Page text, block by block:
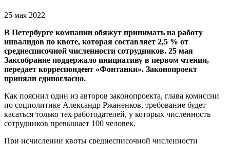
25 мая 2022
В Петербурге компании обяжут принимать на работу
инвалидов по квоте, которая составляет 2,5 % от
среднесписочной численности сотрудников. 25 мая
Заксобрание поддержало инициативу в первом чтении,
передает корреспондент «Фонтанки». Законопроект
приняли единогласно.
Как пояснил один из авторов законопроекта, глава комиссии
по соцполитике Александр Ржаненков, требование будет
касаться только тех работодателей, у которых численность
сотрудников превышает 100 человек.
При исчислении квоты среднесписочной численности